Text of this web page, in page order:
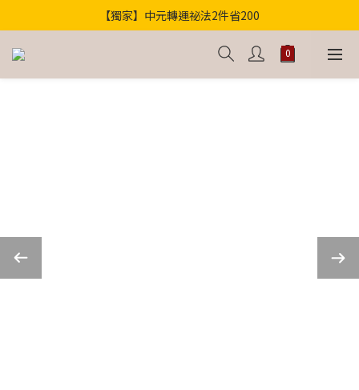
歡迎光臨！全店滿1000免運
【獨家】中元轉運祕法2件省200
歡迎光臨！全店滿1000免運